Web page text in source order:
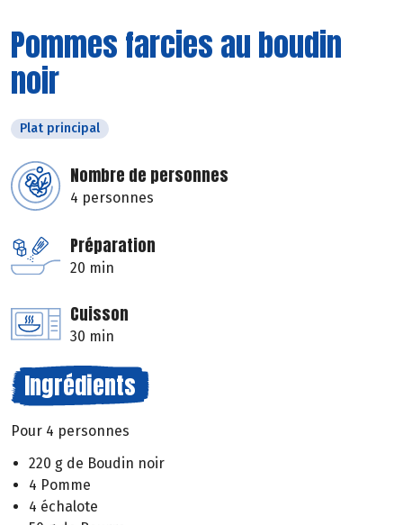
Pommes farcies au boudin
noir
Plat principal
Nombre de personnes
4 personnes
Préparation
20 min
Cuisson
30 min
Ingrédients
Pour 4 personnes
220 g de Boudin noir
4 Pomme
4 échalote